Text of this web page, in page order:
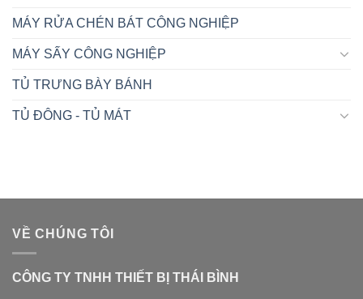
MÁY RỬA CHÉN BÁT CÔNG NGHIỆP
MÁY SẤY CÔNG NGHIỆP
TỦ TRƯNG BÀY BÁNH
TỦ ĐÔNG - TỦ MÁT
VỀ CHÚNG TÔI
CÔNG TY TNHH THIẾT BỊ THÁI BÌNH